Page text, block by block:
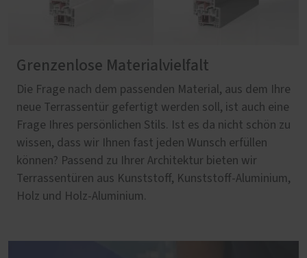
Grenzenlose Materialvielfalt
Die Frage nach dem passenden Material, aus dem Ihre
neue Terrassentür gefertigt werden soll, ist auch eine
Frage Ihres persönlichen Stils. Ist es da nicht schön zu
wissen, dass wir Ihnen fast jeden Wunsch erfüllen
können? Passend zu Ihrer Architektur bieten wir
Terrassentüren aus Kunststoff, Kunststoff-Aluminium,
Holz und Holz-Aluminium.